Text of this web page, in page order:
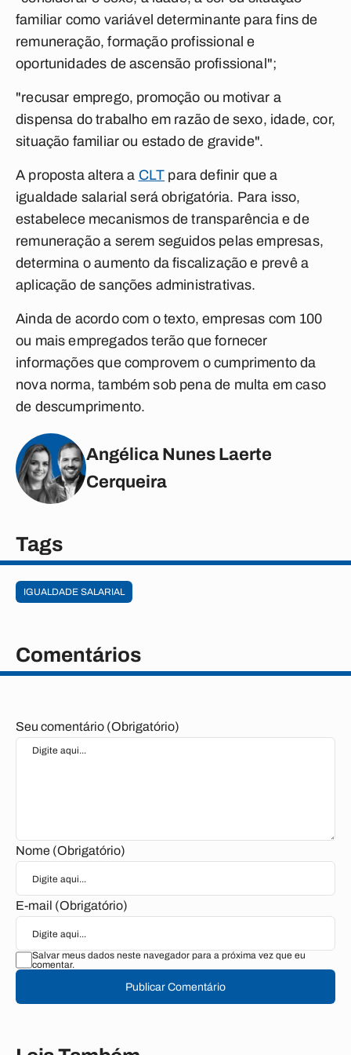
familiar como variável determinante para fins de
remuneração, formação profissional e
oportunidades de ascensão profissional";
"recusar emprego, promoção ou motivar a
dispensa do trabalho em razão de sexo, idade, cor,
situação familiar ou estado de gravide".
A proposta altera a CLT para definir que a
igualdade salarial será obrigatória. Para isso,
estabelece mecanismos de transparência e de
remuneração a serem seguidos pelas empresas,
determina o aumento da fiscalização e prevê a
aplicação de sanções administrativas.
Ainda de acordo com o texto, empresas com 100
ou mais empregados terão que fornecer
informações que comprovem o cumprimento da
nova norma, também sob pena de multa em caso
de descumprimento.
Angélica Nunes Laerte
Cerqueira
Tags
IGUALDADE SALARIAL
Comentários
Seu comentário (Obrigatório)
Nome (Obrigatório)
E-mail (Obrigatório)
Salvar meus dados neste navegador para a próxima vez que eu
comentar.
Publicar Comentário